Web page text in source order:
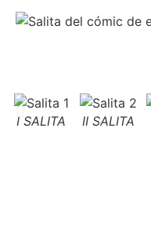
I SALITA II SALITA